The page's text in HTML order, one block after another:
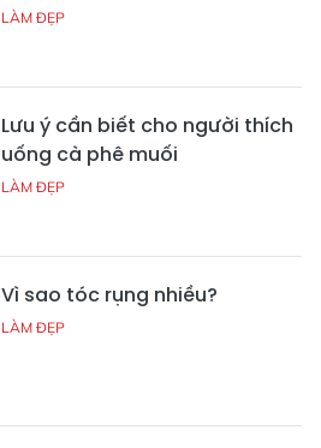
LÀM ĐẸP
Lưu ý cần biết cho người thích
uống cà phê muối
LÀM ĐẸP
Vì sao tóc rụng nhiều?
LÀM ĐẸP